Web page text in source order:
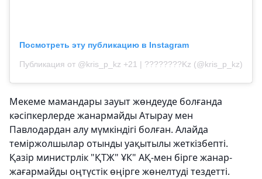
Посмотреть эту публикацию в Instagram
Публикация от @kris_p_kz +21 | ????????Kz (@kris_p_kz)
Мекеме мамандары зауыт жөндеуде болғанда
кәсіпкерлерде жанармайды Атырау мен
Павлодардан алу мүмкіндігі болған. Алайда
теміржолшылар отынды уақытылы жеткізбепті.
Қазір министрлік "ҚТЖ" ҰК" АҚ-мен бірге жанар-
жағармайды оңтүстік өңірге жөнелтуді тездетті.